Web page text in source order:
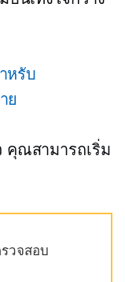
หรับ
ย
ณสามารถเริ่ม
วจสอบ